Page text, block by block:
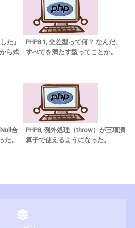
た』
ら式
PHP8.1, 交差型って何？ なんだ、
すべてを満たす型ってことか。
合
た。
PHP8, 例外処理（throw）が三項演
算子で使えるようになった。